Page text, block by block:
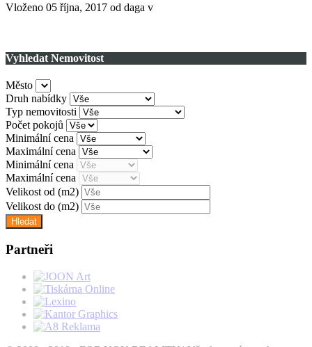
Vloženo 05 října, 2017 od daga v
Vyhledat Nemovitost
Město
Druh nabídky
Typ nemovitosti
Počet pokojů
Minimální cena
Maximální cena
Minimální cena
Maximální cena
Velikost od (m2)
Velikost do (m2)
Partneři